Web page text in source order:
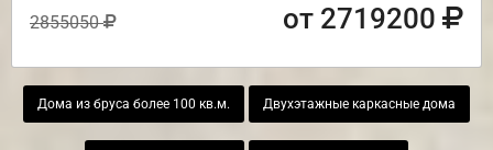
2855050 от 2719200
Дома из бруса более 100 кв.м. Двухэтажные каркасные дома